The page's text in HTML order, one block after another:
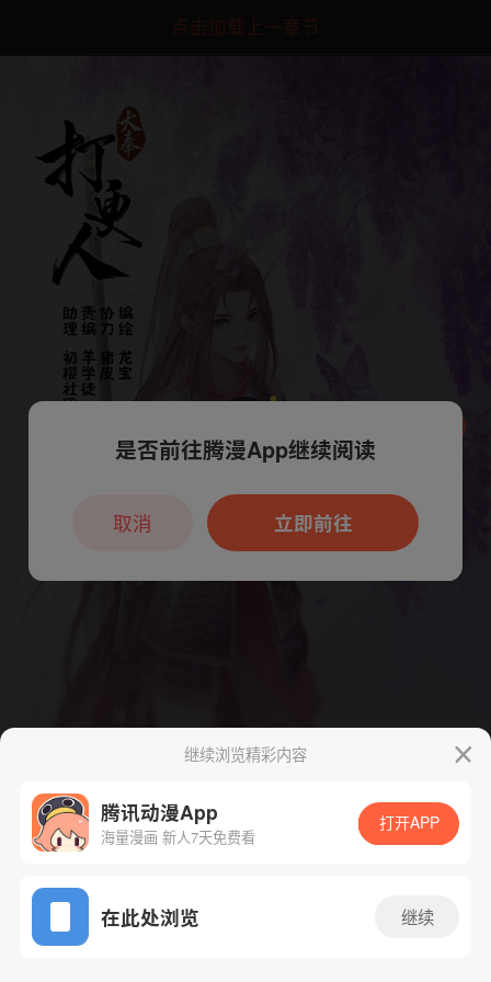
点击加载上一章节
App免费看
继续浏览精彩内容
腾讯动漫App
海量漫画 新人7天免费看
打开APP
在此处浏览 继续
本章节仅支持App阅读，可打开App新用
户7天免费看
是否前往腾漫App继续阅读
立即前往
取消